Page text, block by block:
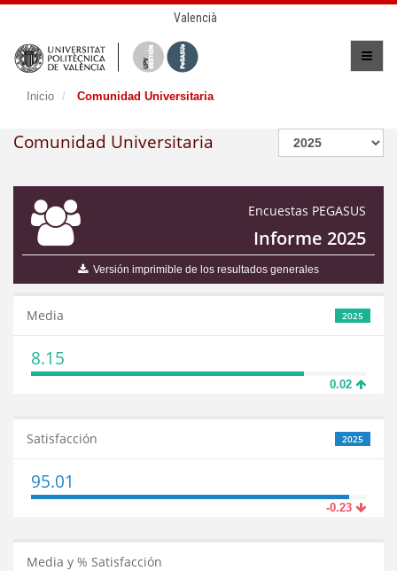
Valencià
Inicio Comunidad Universitaria
Comunidad Universitaria
Encuestas PEGASUS
Informe 2025
Versión imprimible de los resultados generales
2025
Media
8.15
0.02
2025
Satisfacción
95.01
-0.23
Media y % Satisfacción